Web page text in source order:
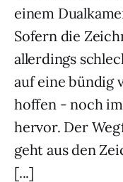
einem
Sofern die
allerdings
auf eine bündig
hoffen - noch
hervor. Der
geht aus den
[...]